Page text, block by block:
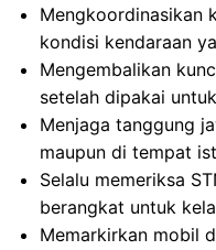
Mengkoordinasikan
kondisi kendaraan
Mengembalikan
setelah dipakai
Menjaga tanggung
maupun di tempat
Selalu memeriksa
berangkat untuk
Memarkirkan mobil